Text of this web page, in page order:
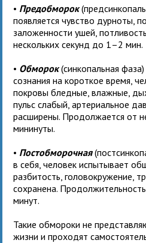
• Предобморок
появляется чувство дурноты,
заложенности ушей,
нескольких секунд до 1–2 мин.
• Обморок(синкопальная
сознания на короткое время,
покровы бледные, влажные,
пульс слабый, артериальное
расширены. Продолжается от
мининуты.
• Постобморочная
в себя, человек испытывает
разбитость, головокружение,
сохранена.
минут.
Такие обмороки не
жизни и проходят